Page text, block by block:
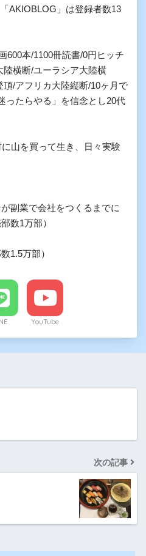
AKIOBLOG」は登録者数13
600本/1100冊読書/0円ヒッチ
横断/ユーラシア大陸横
/アフリカ大陸縦断/10ヶ月で
ったらやる」を信念とし20代
山を買って生き、日々実験
副業で会社をつくるまでに
数1万部）
1.5万部）
YouTube
次の記事